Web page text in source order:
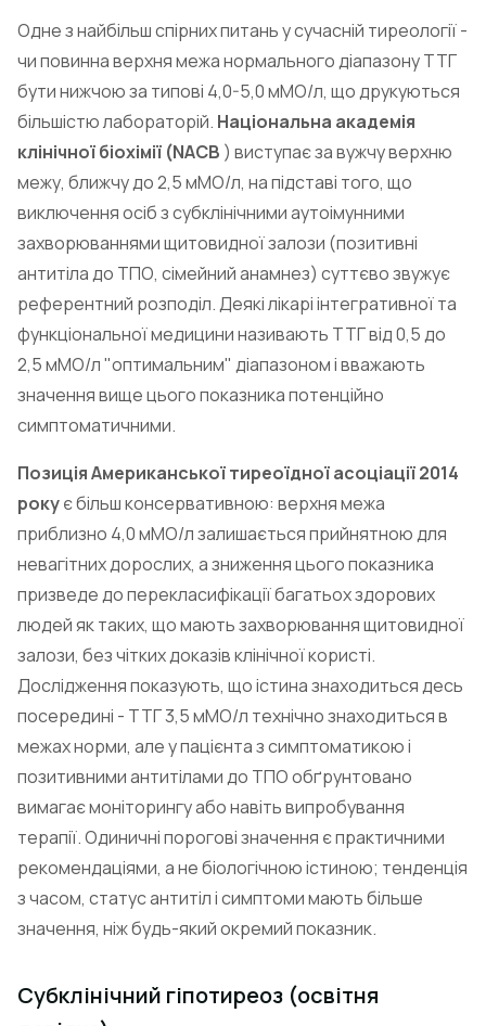
Одне з найбільш спірних питань у сучасній тиреології -
чи повинна верхня межа нормального діапазону ТТГ
бути нижчою за типові 4,0-5,0 мМО/л, що друкуються
більшістю лабораторій. Національна академія
клінічної біохімії (NACB ) виступає за вужчу верхню
межу, ближчу до 2,5 мМО/л, на підставі того, що
виключення осіб з субклінічними аутоімунними
захворюваннями щитовидної залози (позитивні
антитіла до ТПО, сімейний анамнез) суттєво звужує
референтний розподіл. Деякі лікарі інтегративної та
функціональної медицини називають ТТГ від 0,5 до
2,5 мМО/л "оптимальним" діапазоном і вважають
значення вище цього показника потенційно
симптоматичними.
Позиція Американської тиреоїдної асоціації 2014
рокує більш консервативною: верхня межа
приблизно 4,0 мМО/л залишається прийнятною для
невагітних дорослих, а зниження цього показника
призведе до перекласифікації багатьох здорових
людей як таких, що мають захворювання щитовидної
залози, без чітких доказів клінічної користі.
Дослідження показують, що істина знаходиться десь
посередині - ТТГ 3,5 мМО/л технічно знаходиться в
межах норми, але у пацієнта з симптоматикою і
позитивними антитілами до ТПО обґрунтовано
вимагає моніторингу або навіть випробування
терапії. Одиничні порогові значення є практичними
рекомендаціями, а не біологічною істиною; тенденція
з часом, статус антитіл і симптоми мають більше
значення, ніж будь-який окремий показник.
Субклінічний гіпотиреоз (освітня